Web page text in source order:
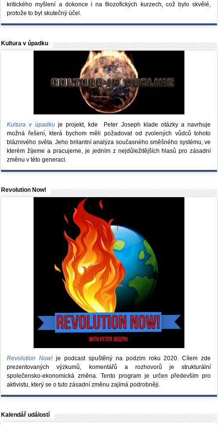
kritického myšlení a dokonce i na filozofických kurzech, což bylo skvělé,
protože to byl skutečný účel.
Kultura v úpadku
Kultura v úpadkuje projekt, kde Peter Joseph klade otázky a navrhuje
možná řešení, která bychom měli požadovat od zvolených vůdců tohoto
bláznivého světa. Jeho brilantní analýza současného směšného systému, ve
kterém žíjeme a pracujeme, je jedním z nejdůležitějších hlasů pro zásadní
změnu v této generaci.
Revolution Now!
Revolution Now! je podcast spuštěný na podzim roku 2020.Cílem zde
prezentovaných výzkumů, komentářů a rozhovorů je strukturální
společensko-ekonomická změna. Tento program je určen především pro
aktivistu, který se o tuto zásadní změnu zajímá podrobněji.
Kalendář událostí